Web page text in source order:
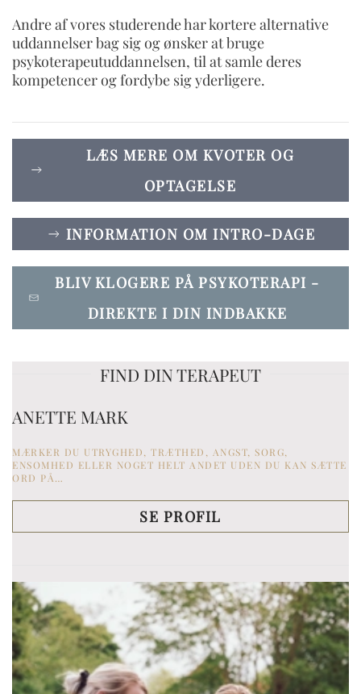
Andre af vores studerende har kortere alternative
uddannelser bag sig og ønsker at bruge
psykoterapeutuddannelsen, til at samle deres
kompetencer og fordybe sig yderligere.
LÆS MERE OM KVOTER OG
OPTAGELSE
INFORMATION OM INTRO-DAGE
BLIV KLOGERE PÅ PSYKOTERAPI -
DIREKTE I DIN INDBAKKE
FIND DIN TERAPEUT
ANETTE MARK
MÆRKER DU UTRYGHED, TRÆTHED, ANGST, SORG,
ENSOMHED ELLER NOGET HELT ANDET UDEN DU KAN SÆTTE
ORD PÅ…
SE PROFIL